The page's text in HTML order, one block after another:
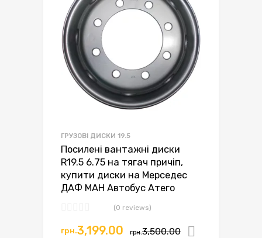
ГРУЗОВІ ДИСКИ 19.5
Посилені вантажні диски
R19.5 6.75 на тягач причіп,
купити диски на Мерседес
ДАФ МАН Автобус Атего
(0 reviews)
грн.3,500.00Оригінальна
грн.3,199.00
Поточна